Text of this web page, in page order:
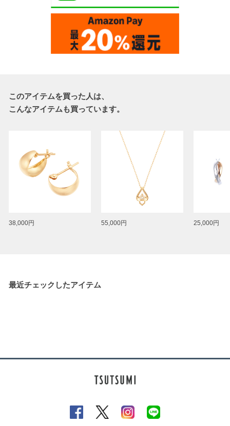
このアイテムを買った人は、
こんなアイテムも買っています。
38,000円 55,000円 25,000円
最近チェックしたアイテム